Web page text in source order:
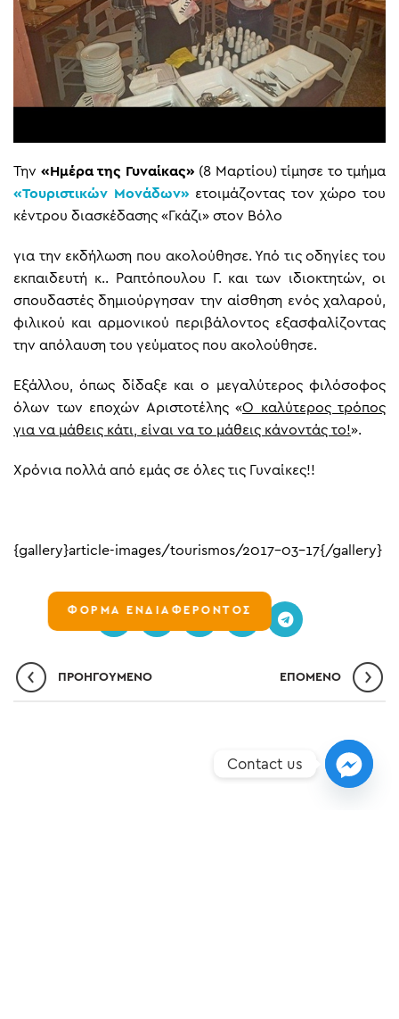
ΦΟΡΜΑ ΕΝΔΙΑΦΕΡΟΝΤΟΣ
Την «Ημέρα της Γυναίκας» (8 Μαρτίου) τίμησε το τμήμα
«Τουριστικών Μονάδων» ετοιμάζοντας τον χώρο του
κέντρου διασκέδασης «Γκάζι» στον Βόλο
για την εκδήλωση που ακολούθησε. Υπό τις οδηγίες του
εκπαιδευτή κ.. Ραπτόπουλου Γ. και των ιδιοκτητών, οι
σπουδαστές δημιούργησαν την αίσθηση ενός χαλαρού,
φιλικού και αρμονικού περιβάλοντος εξασφαλίζοντας
την απόλαυση του γεύματος που ακολούθησε.
Εξάλλου, όπως δίδαξε και ο μεγαλύτερος φιλόσοφος
όλων των εποχών Αριστοτέλης «Ο καλύτερος τρόπος
για να μάθεις κάτι, είναι να το μάθεις κάνοντάς το!».
Χρόνια πολλά από εμάς σε όλες τις Γυναίκες!!
{gallery}article-images/tourismos/2017-03-17{/gallery}
ΠΡΟΗΓΟΎΜΕΝΟ ΕΠΌΜΕΝO
Contact us